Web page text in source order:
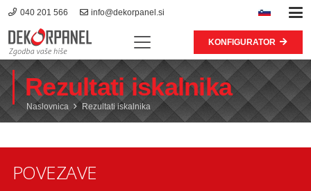
040 201 566 info@dekorpanel.si
KONFIGURATOR
Rezultati iskalnika
Naslovnica Rezultati iskalnika
POVEZAVE